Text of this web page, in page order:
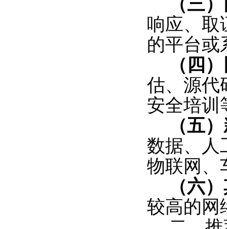
（三
响应、取
的平台或
（四
估、源代
安全培训
（五
数据、人
物联网、
（六
较高的网